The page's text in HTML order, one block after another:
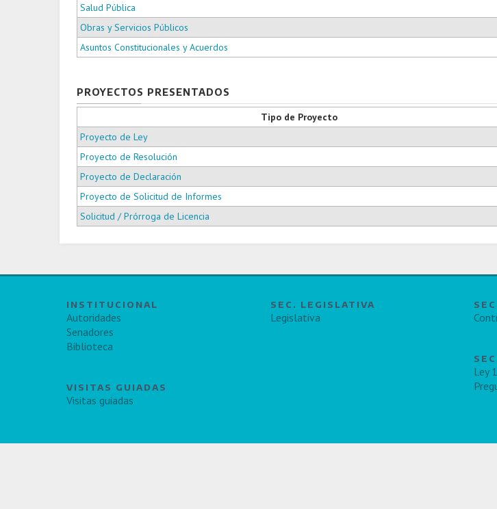
Salud Pública
Obras y Servicios Públicos
Asuntos Constitucionales y Acuerdos
PROYECTOS PRESENTADOS
Tipo de Proyecto
Proyecto de Ley
Proyecto de Resolución
Proyecto de Declaración
Proyecto de Solicitud de Informes
Solicitud / Prórroga de Licencia
INSTITUCIONAL
Autoridades
Senadores
Biblioteca
VISITAS GUIADAS
Visitas guiadas
SEC. LEGISLATIVA
Legislativa
Ley